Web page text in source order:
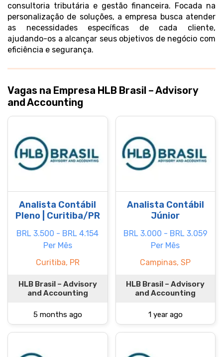
consultoria tributária e gestão financeira. Focada na
personalização de soluções, a empresa busca atender
as necessidades específicas de cada cliente,
ajudando-os a alcançar seus objetivos de negócio com
eficiência e segurança.
Vagas na Empresa HLB Brasil – Advisory
and Accounting
Analista Contábil
Pleno | Curitiba/PR
BRL 3.500 - BRL 4.154
Per Mês
Curitiba, PR
HLB Brasil – Advisory
and Accounting
5 months ago
Analista Contábil
Júnior
BRL 3.000 - BRL 3.059
Per Mês
Campinas, SP
HLB Brasil – Advisory
and Accounting
1 year ago